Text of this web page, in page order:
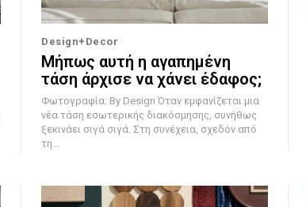
Design+Decor
Μήπως αυτή η αγαπημένη
τάση άρχισε να χάνει έδαφος;
Φωτογραφία: By Design Όταν εμφανίζεται μια
νέα τάση εσωτερικής διακόσμησης, συνήθως
ξεκινάει σιγά σιγά. Στη συνέχεια, σχεδόν από
τη...